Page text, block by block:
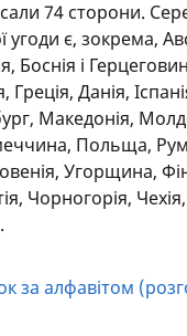
74 сторони.
угоди є, зокрема,
Боснія і
Данія,
Македонія,
Польща,
Угорщина,
Чорногорія,
за алфавітом